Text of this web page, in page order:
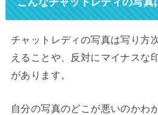
チャットレディの写真は写り方
えることや、反対にマイナスな
があります。
自分の写真のどこが悪いのかわ